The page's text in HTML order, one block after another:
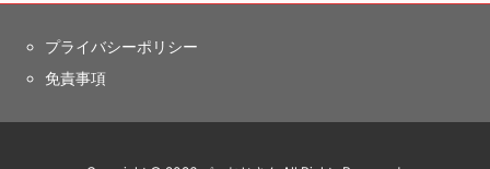
プライバシーポリシー
免責事項